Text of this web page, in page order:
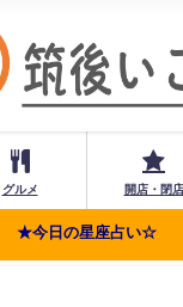
グルメ 開店・閉店
★今日の星座占い☆